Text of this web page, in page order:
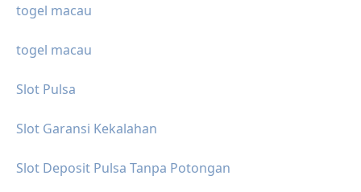
togel macau
togel macau
Slot Pulsa
Slot Garansi Kekalahan
Slot Deposit Pulsa Tanpa Potongan